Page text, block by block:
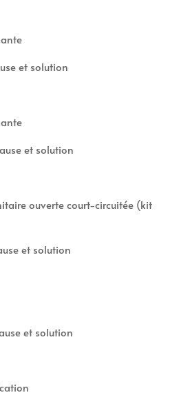
et solution
et solution
ouverte court-circuitée (kit
et solution
et solution